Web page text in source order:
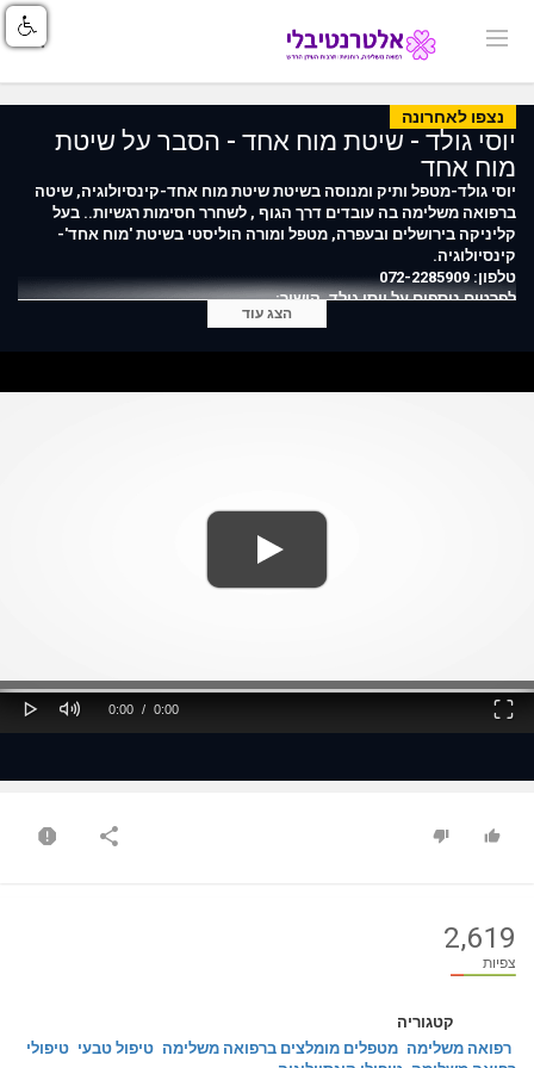
נצפו לאחרונה
יוסי גולד - שיטת מוח אחד - הסבר על שיטת
מוח אחד
יוסי גולד-מטפל ותיק ומנוסה בשיטת שיטת מוח אחד-קינסיולוגיה, שיטה
ברפואה משלימה בה עובדים דרך הגוף , לשחרר חסימות רגשיות.. בעל
קליניקה בירושלים ובעפרה, מטפל ומורה הוליסטי בשיטת 'מוח אחד'-
קינסיולוגיה.
טלפון: 072-2285909
לפרטים נוספים על יוסי גולד, קישור:
https://index.alternativli.co.il/769.html
הצג עוד
Play Mute
Current
0:00 /
Duration
0:00
Fullscreen
2,619
צפיות
קטגוריה
רפואה משלימה מטפלים מומלצים ברפואה משלימה טיפול טבעי טיפולי